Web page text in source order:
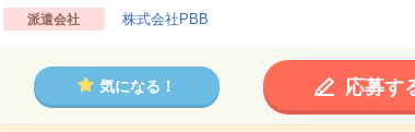
派遣会社 株式会社PBB
気になる！ 応募す